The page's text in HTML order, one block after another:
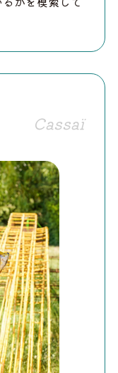
Cassaï